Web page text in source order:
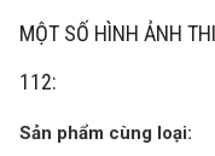
MỘT SỐ HÌNH ẢNH
112:
Sản phẩm cùng loại: